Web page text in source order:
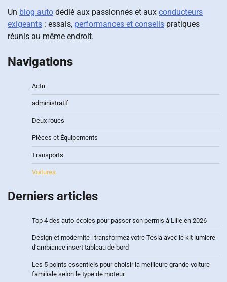
Un blog auto dédié aux passionnés et aux conducteurs
exigeants : essais, performances et conseils pratiques
réunis au même endroit.
Navigations
Actu
administratif
Deux roues
Pièces et Équipements
Transports
Voitures
Derniers articles
Top 4 des auto-écoles pour passer son permis à Lille en 2026
Design et modernite : transformez votre Tesla avec le kit lumiere
d’ambiance insert tableau de bord
Les 5 points essentiels pour choisir la meilleure grande voiture
familiale selon le type de moteur